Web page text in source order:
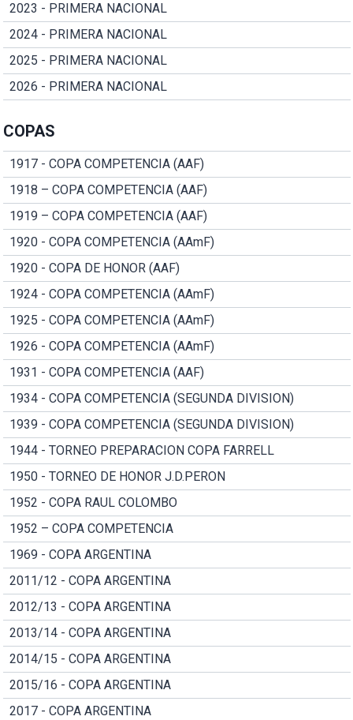
2023 - PRIMERA NACIONAL
2024 - PRIMERA NACIONAL
2025 - PRIMERA NACIONAL
2026 - PRIMERA NACIONAL
COPAS
1917 - COPA COMPETENCIA (AAF)
1918 – COPA COMPETENCIA (AAF)
1919 – COPA COMPETENCIA (AAF)
1920 - COPA COMPETENCIA (AAmF)
1920 - COPA DE HONOR (AAF)
1924 - COPA COMPETENCIA (AAmF)
1925 - COPA COMPETENCIA (AAmF)
1926 - COPA COMPETENCIA (AAmF)
1931 - COPA COMPETENCIA (AAF)
1934 - COPA COMPETENCIA (SEGUNDA DIVISION)
1939 - COPA COMPETENCIA (SEGUNDA DIVISION)
1944 - TORNEO PREPARACION COPA FARRELL
1950 - TORNEO DE HONOR J.D.PERON
1952 - COPA RAUL COLOMBO
1952 – COPA COMPETENCIA
1969 - COPA ARGENTINA
2011/12 - COPA ARGENTINA
2012/13 - COPA ARGENTINA
2013/14 - COPA ARGENTINA
2014/15 - COPA ARGENTINA
2015/16 - COPA ARGENTINA
2017 - COPA ARGENTINA